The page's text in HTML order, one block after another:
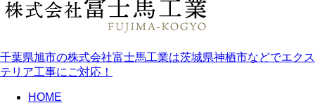
千葉県旭市の株式会社富士馬工業は茨城県神栖市などでエクス
テリア工事にご対応！
HOME